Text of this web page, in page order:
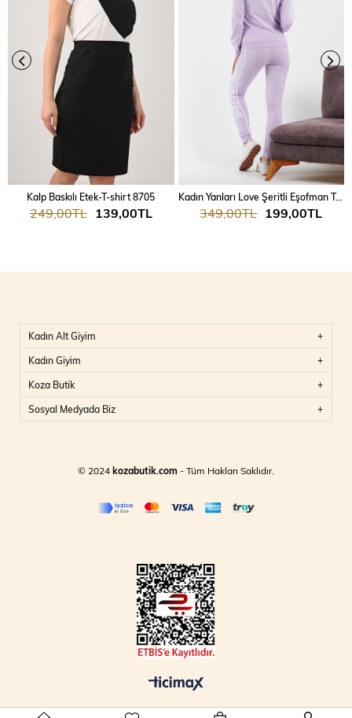
Kalp Baskılı Etek-T-shirt 8705
139,00TL
249,00TL
Kadın Yanları Love Şeritli Eşofman Takım 7025
199,00TL
349,00TL
Kadın Alt Giyim
Kadın Giyim
Koza Butik
Sosyal Medyada Biz
© 2024kozabutik.com - Tüm Hakları Saklıdır.